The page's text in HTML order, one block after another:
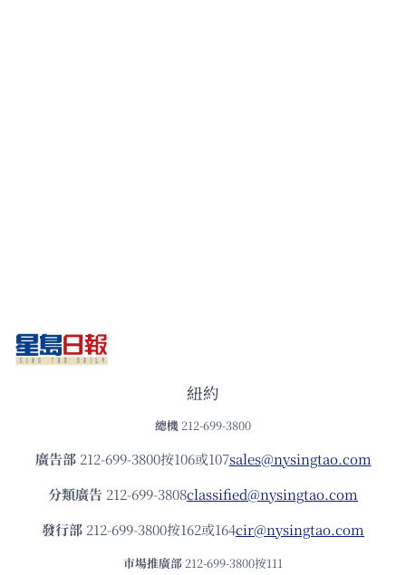
紐約
總機 212-699-3800
廣告部212-699-3800按106或107sales@nysingtao.com
分類廣告 212-699-3808classified@nysingtao.com
發⾏部 212-699-3800按162或164cir@nysingtao.com
市場推廣部 212-699-3800按111